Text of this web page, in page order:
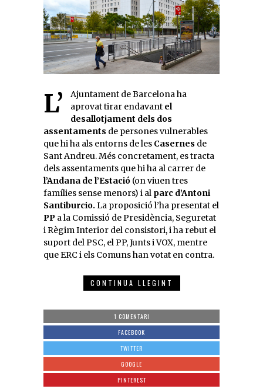
L’Ajuntament de Barcelona ha aprovat tirar endavant el
desallotjament dels dos
assentaments de persones vulnerables
que hi ha als entorns de les Casernes de
Sant Andreu. Més concretament, es tracta
dels assentaments que hi ha al carrer de
l’Andana de l’Estació (on viuen tres
famílies sense menors) i al parc d’Antoni
Santiburcio. La proposició l’ha presentat el
PP a la Comissió de Presidència, Seguretat
i Règim Interior del consistori, i ha rebut el
suport del PSC, el PP, Junts i VOX, mentre
que ERC i els Comuns han votat en contra.
CONTINUA LLEGINT
1 COMENTARI
FACEBOOK
TWITTER
GOOGLE
PINTEREST